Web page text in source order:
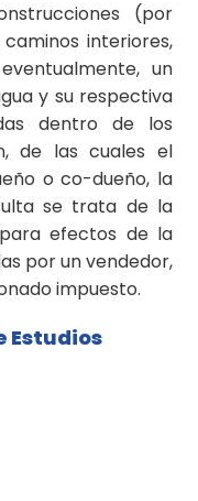
(por
interiores,
un
y su respectiva
dentro de los
de las cuales el
o co-dueño, la
se trata de la
efectos de la
por un vendedor,
impuesto.
Estudios